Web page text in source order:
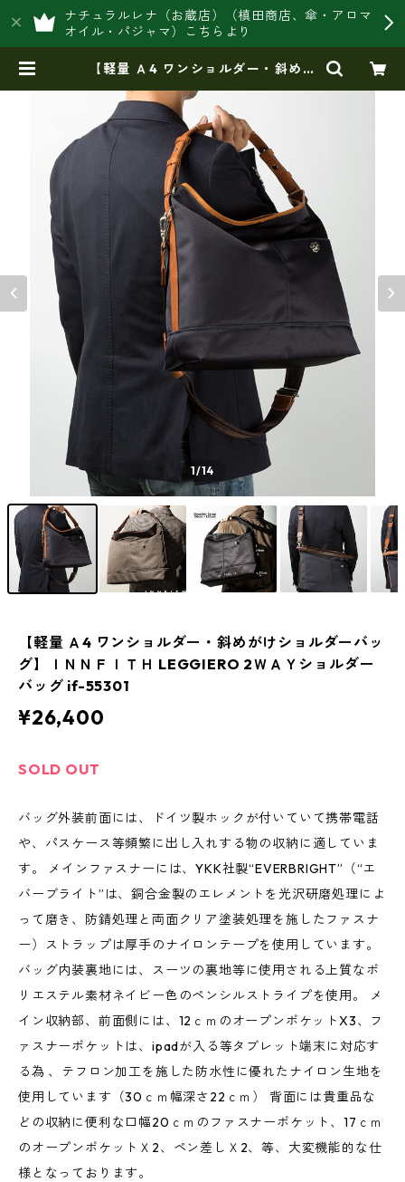
ナチュラルレナ（お蔵店）（槙田商店、傘・アロマ
オイル・パジャマ）こちらより
【軽量 Ａ4 ワンショルダー・斜めが
Ｈ LEGGIERO 2ＷＡＹショルダー
バッグ if-55301 | 豊岡製オリジナ
ルバッグ製造販売【日本製・バッグ
財布 専門店】レナ ジャパンメイ
ド ショップ
1/14
【軽量 Ａ4 ワンショルダー・斜めがけショルダーバッ
グ】ＩＮＮＦＩＴＨ LEGGIERO 2ＷＡＹショルダー
バッグ if-55301
¥26,400
SOLD OUT
バッグ外装前面には、ドイツ製ホックが付いていて携帯電話
や、パスケース等頻繁に出し入れする物の収納に適していま
す。 メインファスナーには、YKK社製“EVERBRIGHT”（“エ
バーブライト”は、銅合金製のエレメントを光沢研磨処理によ
って磨き、防錆処理と両面クリア塗装処理を施したファスナ
ー）ストラップは厚手のナイロンテープを使用しています。
バッグ内装裏地には、スーツの裏地等に使用される上質なポ
リエステル素材ネイビー色のペンシルストライプを使用。 メ
イン収納部、前面側には、12ｃｍのオープンポケットX3、フ
ァスナーポケットは、ipadが入る等タブレット端末に対応す
る為 、テフロン加工を施した防水性に優れたナイロン生地を
使用しています（30ｃｍ幅深さ22ｃｍ） 背面には貴重品な
どの収納に便利な口幅20ｃｍのファスナーポケット、17ｃｍ
のオープンポケットＸ2、ペン差しＸ2、等、大変機能的な仕
様となっております。